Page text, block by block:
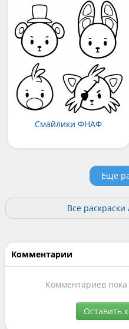
Смайлики ФНАФ
Еще
Все
Комментарии
Комментариев
Оставить